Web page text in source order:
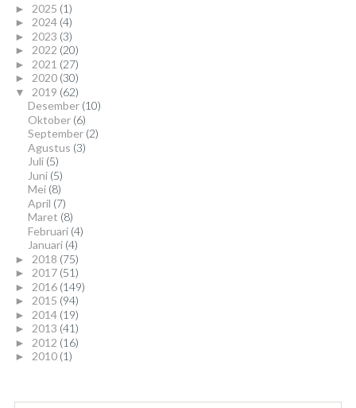
► 2025 (1)
► 2024 (4)
► 2023 (3)
► 2022 (20)
► 2021 (27)
► 2020 (30)
▼ 2019 (62)
Desember (10)
Oktober (6)
September (2)
Agustus (3)
Juli (5)
Juni (5)
Mei (8)
April (7)
Maret (8)
Februari (4)
Januari (4)
► 2018 (75)
► 2017 (51)
► 2016 (149)
► 2015 (94)
► 2014 (19)
► 2013 (41)
► 2012 (16)
► 2010 (1)